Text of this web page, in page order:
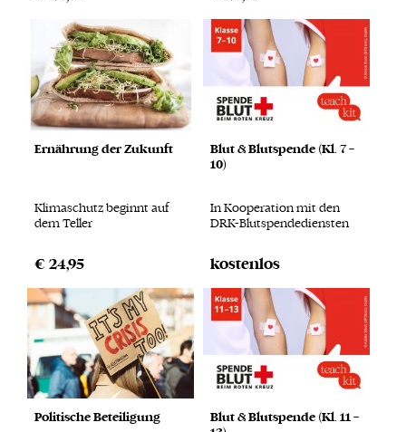
Ernährung der Zukunft
Klimaschutz beginnt auf
dem Teller
€ 24,95
Blut & Blutspende (Kl. 7 –
10)
In Kooperation mit den
DRK-Blutspendediensten
Politische Beteiligung
Blut & Blutspende (Kl. 11 –